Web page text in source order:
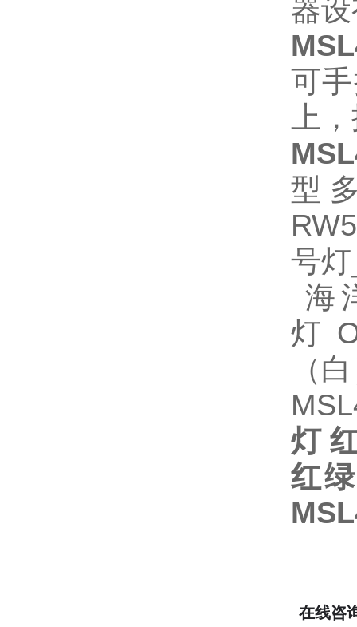
器
可
上
型
号
海
灯
（
灯
红
在线咨